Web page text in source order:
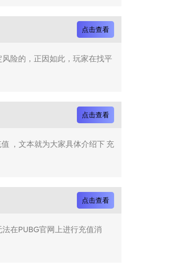
点击查看
险的，正因如此，玩家在找平
点击查看
，文本就为大家具体介绍下 充
点击查看
在PUBG官网上进行充值消